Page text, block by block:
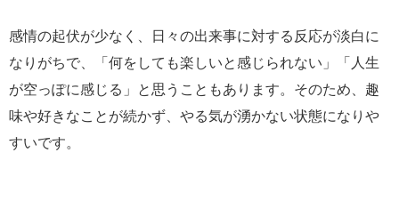
感情の起伏が少なく、日々の出来事に対する反応が淡白に
なりがちで、「何をしても楽しいと感じられない」「人生
が空っぽに感じる」と思うこともあります。そのため、趣
味や好きなことが続かず、やる気が湧かない状態になりや
すいです。